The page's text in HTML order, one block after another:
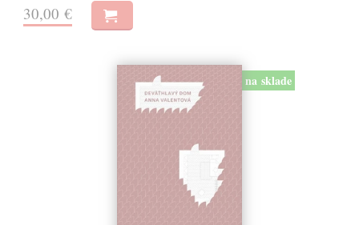
30,00 €
na sklade